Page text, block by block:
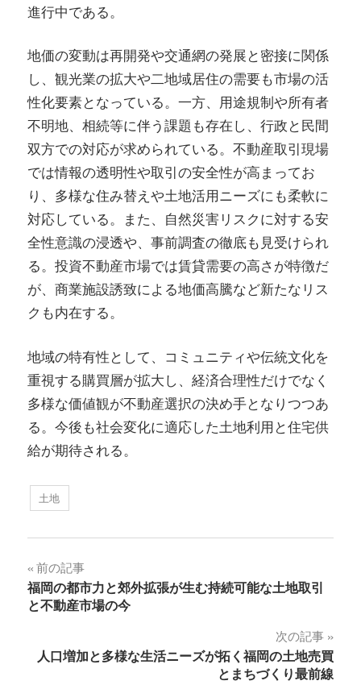
進行中である。
地価の変動は再開発や交通網の発展と密接に関係
し、観光業の拡大や二地域居住の需要も市場の活
性化要素となっている。一方、用途規制や所有者
不明地、相続等に伴う課題も存在し、行政と民間
双方での対応が求められている。不動産取引現場
では情報の透明性や取引の安全性が高まってお
り、多様な住み替えや土地活用ニーズにも柔軟に
対応している。また、自然災害リスクに対する安
全性意識の浸透や、事前調査の徹底も見受けられ
る。投資不動産市場では賃貸需要の高さが特徴だ
が、商業施設誘致による地価高騰など新たなリス
クも内在する。
地域の特有性として、コミュニティや伝統文化を
重視する購買層が拡大し、経済合理性だけでなく
多様な価値観が不動産選択の決め手となりつつあ
る。今後も社会変化に適応した土地利用と住宅供
給が期待される。
土地
投
稿
ビ
前の記事
福岡の都市力と郊外拡張が生む持続可能な土地取引
と不動産市場の今
次の記事
人口増加と多様な生活ニーズが拓く福岡の土地売買
とまちづくり最前線